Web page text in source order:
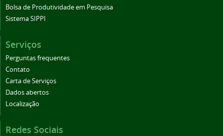
Bolsa de Produtividade em Pesquisa
Sistema SIPPI
Serviços
Perguntas frequentes
Contato
Carta de Serviços
Dados abertos
Localização
Redes Sociais